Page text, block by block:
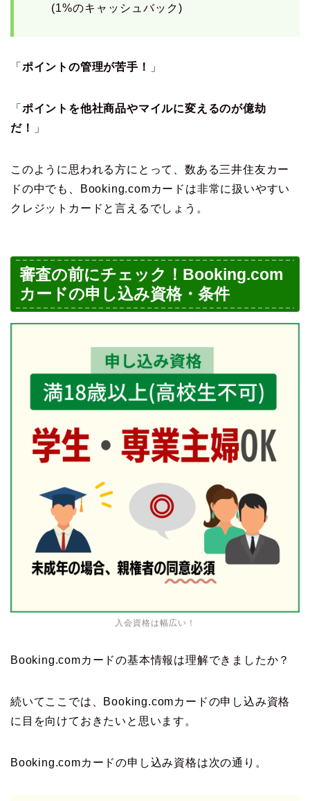
(1%のキャッシュバック)
「 ポイントの管理が苦手！ 」
「 ポイントを他社商品やマイルに変えるのが億劫
だ！
」
このように思われる方にとって、数ある三井住友カー
ドの中でも、Booking.comカードは非常に扱いやすい
クレジットカードと言えるでしょう。
審査の前にチェック！Booking.com
カードの申し込み資格・条件
入会資格は幅広い！
Booking.comカードの基本情報は理解できましたか？
続いてここでは、Booking.comカードの申し込み資格
に目を向けておきたいと思います。
Booking.comカードの申し込み資格は次の通り。